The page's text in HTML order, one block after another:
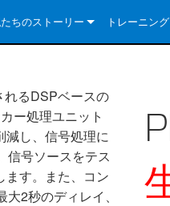
ちのストーリー
質保証
クノロジー
中の Crown
トレーニング
れるDSPベースの
ー処理ユニット
減し、信号処理に
信号ソースをテス
ます。また、コン
2秒のディレイ、